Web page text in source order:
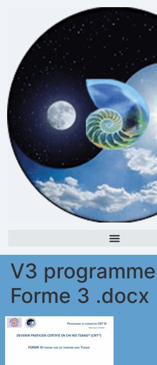
V3
Forme 3 .docx